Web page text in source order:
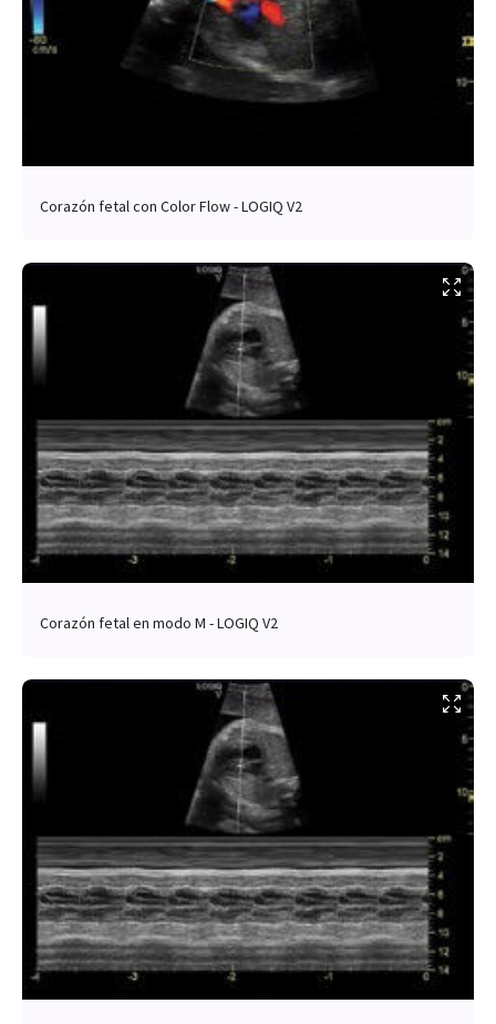
Corazón fetal con Color Flow - LOGIQ V2
Corazón fetal en modo M - LOGIQ V2